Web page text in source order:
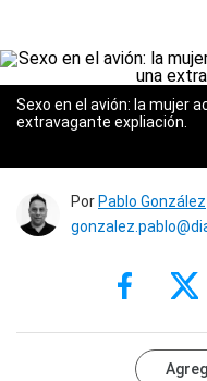
Sexo en el avión: la mujer
extravagante expliación.
Por Pablo González